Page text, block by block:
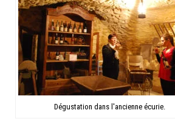
Dégustation dans l'ancienne écurie.